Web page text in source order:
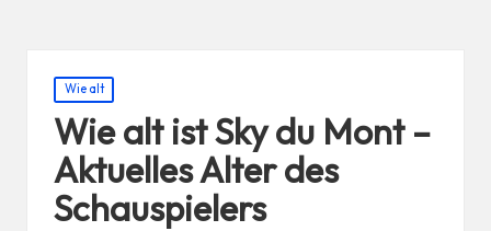
Posted
in
Wie alt
Wie alt ist Sky du Mont –
Aktuelles Alter des
Schauspielers